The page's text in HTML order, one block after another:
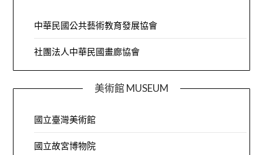
中華民國公共藝術教育發展協會
社團法人中華民國畫廊協會
美術館 MUSEUM
國立臺灣美術館
國立故宮博物院